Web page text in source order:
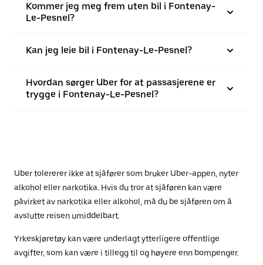
Kommer jeg meg frem uten bil i Fontenay-
Le-Pesnel?
Kan jeg leie bil i Fontenay-Le-Pesnel?
Hvordan sørger Uber for at passasjerene er
trygge i Fontenay-Le-Pesnel?
Uber tolererer ikke at sjåfører som bruker Uber-appen, nyter
alkohol eller narkotika. Hvis du tror at sjåføren kan være
påvirket av narkotika eller alkohol, må du be sjåføren om å
avslutte reisen umiddelbart.
Yrkeskjøretøy kan være underlagt ytterligere offentlige
avgifter, som kan være i tillegg til og høyere enn bompenger.